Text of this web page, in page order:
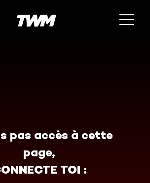
pas accès à cette
page,
TOI :